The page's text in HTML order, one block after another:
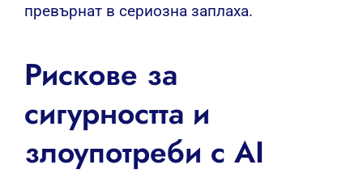
превърнат в сериозна заплаха.
Рискове за
сигурността и
злоупотреби с AI